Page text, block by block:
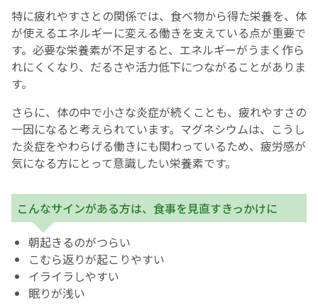
特に疲れやすさとの関係では、食べ物から得た栄養を、体
が使えるエネルギーに変える働きを支えている点が重要で
す。必要な栄養素が不足すると、エネルギーがうまく作ら
れにくくなり、だるさや活力低下につながることがありま
す。
さらに、体の中で小さな炎症が続くことも、疲れやすさの
一因になると考えられています。マグネシウムは、こうし
た炎症をやわらげる働きにも関わっているため、疲労感が
気になる方にとって意識したい栄養素です。
こんなサインがある方は、食事を見直すきっかけに
朝起きるのがつらい
こむら返りが起こりやすい
イライラしやすい
眠りが浅い